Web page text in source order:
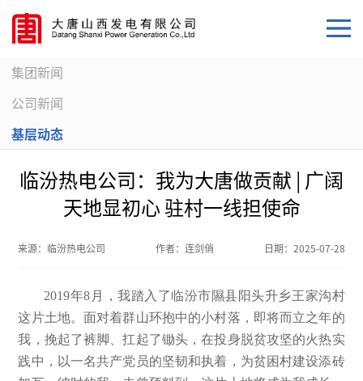
集团新闻
公司新闻
基层动态
临汾热电公司：我为大唐做贡献 | 广阔
天地显初心 驻村一线担使命
来源： 临汾热电公司 作者： 连剑俏 日期： 2025-07-28
2019年8月，我踏入了临汾市隰县阳头升乡王家沟村
这片土地。面对着群山环抱中的小村落，即将而立之年的
我，挽起了裤脚、扛起了锄头，在投身脱贫攻坚的火热实
践中，以一名共产党员的坚韧和执着，为贫困村建设添砖